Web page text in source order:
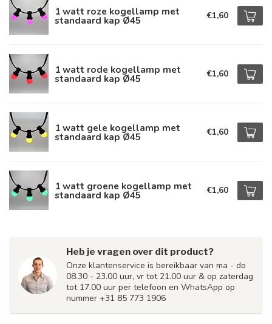
1 watt roze kogellamp met
standaard kap Ø45 €1,60
1 watt rode kogellamp met
standaard kap Ø45 €1,60
1 watt gele kogellamp met
standaard kap Ø45 €1,60
1 watt groene kogellamp met
standaard kap Ø45 €1,60
Heb je vragen over dit product?
Onze klantenservice is bereikbaar van ma - do
08.30 - 23.00 uur, vr tot 21.00 uur & op zaterdag
tot 17.00 uur per telefoon en WhatsApp op
nummer +31 85 773 1906